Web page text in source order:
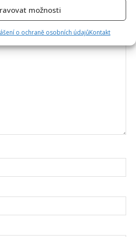
možnosti
o ochraně osobních údajůKontakt